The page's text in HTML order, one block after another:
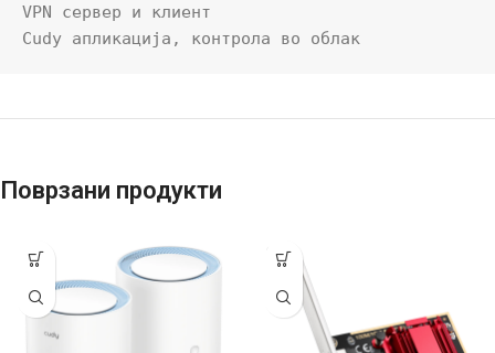
VPN сервер и клиент
Cudy апликација, контрола во облак
Поврзани продукти